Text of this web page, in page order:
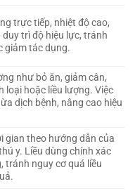
trực tiếp, nhiệt độ cao,
trì độ hiệu lực, tránh
giảm tác dụng.
như bỏ ăn, giảm cân,
loại hoặc liều lượng. Việc
dịch bệnh, nâng cao hiệu
gian theo hướng dẫn của
y. Liều dùng chính xác
tránh nguy cơ quá liều